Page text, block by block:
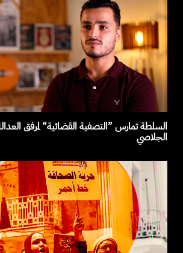
السلطة تمارس ”التصفية القضائية“ لمرفق
الجلاصي